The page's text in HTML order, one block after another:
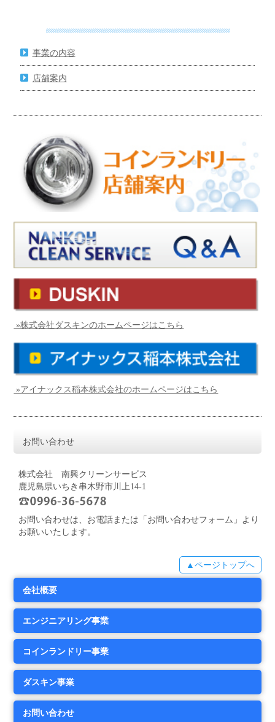
事業の内容
店舗案内
»株式会社ダスキンのホームページはこちら
»アイナックス稲本株式会社のホームページはこちら
お問い合わせ
株式会社 南興クリーンサービス
鹿児島県いちき串木野市川上14-1
お問い合わせは、お電話または「お問い合わせフォーム」より
お願いいたします。
▲ページトップへ
会社概要
エンジニアリング事業
コインランドリー事業
ダスキン事業
お問い合わせ